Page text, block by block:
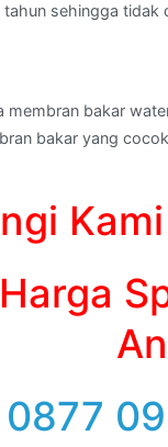
sehingga
membran bakar
bakar yang
0877